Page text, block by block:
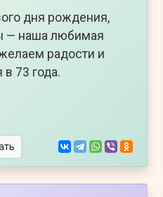
дня рождения,
— наша любимая
радости и
в 73 года.